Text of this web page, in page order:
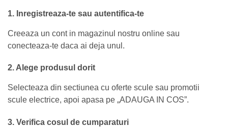
1. Inregistreaza-te sau autentifica-te
Creeaza un cont in magazinul nostru online sau
conecteaza-te daca ai deja unul.
2. Alege produsul dorit
Selecteaza din sectiunea cu oferte scule sau promotii
scule electrice, apoi apasa pe „ADAUGA IN COS”.
3. Verifica cosul de cumparaturi